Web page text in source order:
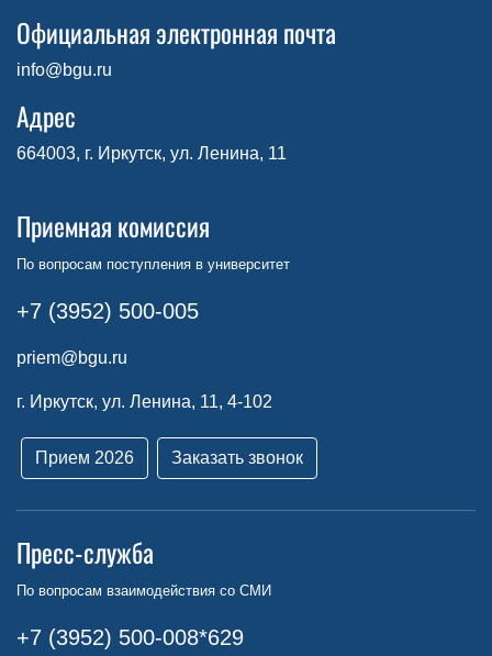
Официальная электронная почта
info@bgu.ru
Адрес
664003, г. Иркутск, ул. Ленина, 11
Приемная комиссия
По вопросам поступления в университет
+7 (3952) 500-005
priem@bgu.ru
г. Иркутск, ул. Ленина, 11, 4-102
Прием 2026 Заказать звонок
Пресс-служба
По вопросам взаимодействия со СМИ
+7 (3952) 500-008*629